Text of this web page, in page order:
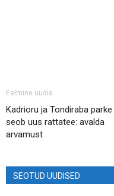
Eelmine uudis
Kadrioru ja Tondiraba parke
seob uus rattatee: avalda
arvamust
SEOTUD UUDISED